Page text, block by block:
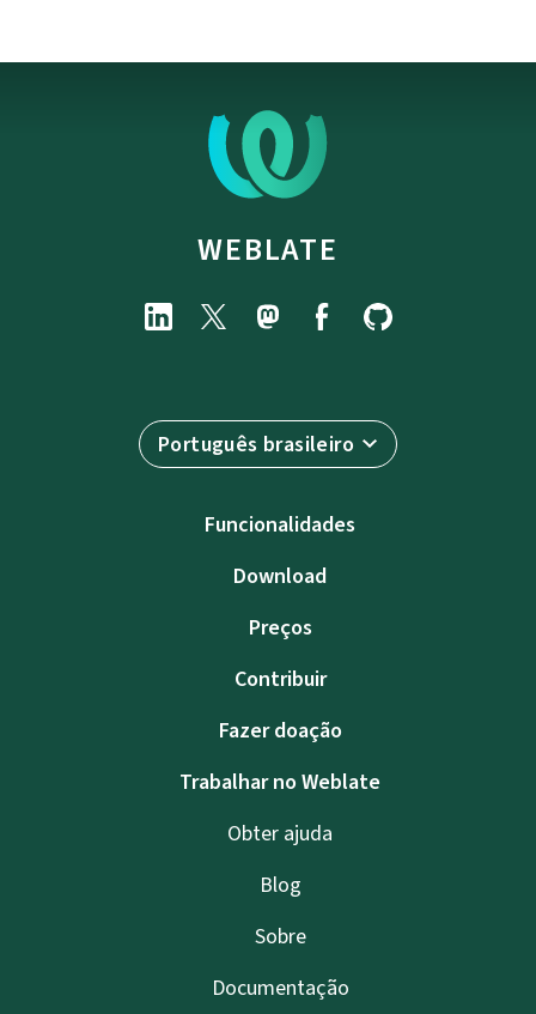
WEBLATE
Português brasileiro
Funcionalidades
Download
Preços
Contribuir
Fazer doação
Trabalhar no Weblate
Obter ajuda
Blog
Sobre
Documentação